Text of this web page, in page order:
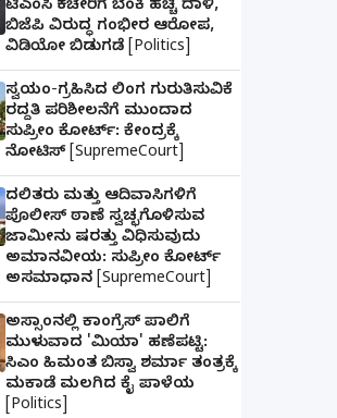
ಟಿಎಂಸಿ ಕಚೇರಿಗೆ ಬೆಂಕಿ ಹಚ್ಚಿ ದಾಳಿ,
ಬಿಜೆಪಿ ವಿರುದ್ಧ ಗಂಭೀರ ಆರೋಪ,
ವಿಡಿಯೋ ಬಿಡುಗಡೆ [Politics]
ಸ್ವಯಂ-ಗ್ರಹಿಸಿದ ಲಿಂಗ ಗುರುತಿಸುವಿಕೆ
ರದ್ದತಿ ಪರಿಶೀಲನೆಗೆ ಮುಂದಾದ
ಸುಪ್ರೀಂ ಕೋರ್ಟ್: ಕೇಂದ್ರಕ್ಕೆ
ನೋಟಿಸ್ [SupremeCourt]
ದಲಿತರು ಮತ್ತು ಆದಿವಾಸಿಗಳಿಗೆ
ಪೊಲೀಸ್ ಠಾಣೆ ಸ್ವಚ್ಛಗೊಳಿಸುವ
ಜಾಮೀನು ಷರತ್ತು ವಿಧಿಸುವುದು
ಅಮಾನವೀಯ: ಸುಪ್ರೀಂ ಕೋರ್ಟ್
ಅಸಮಾಧಾನ [SupremeCourt]
ಅಸ್ಸಾಂನಲ್ಲಿ ಕಾಂಗ್ರೆಸ್ ಪಾಲಿಗೆ
ಮುಳುವಾದ 'ಮಿಯಾ' ಹಣೆಪಟ್ಟಿ:
ಸಿಎಂ ಹಿಮಂತ ಬಿಸ್ವಾ ಶರ್ಮಾ ತಂತ್ರಕ್ಕೆ
ಮಕಾಡೆ ಮಲಗಿದ ಕೈ ಪಾಳೆಯ
[Politics]